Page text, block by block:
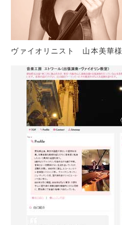
ヴァイオリニスト 山本美華様